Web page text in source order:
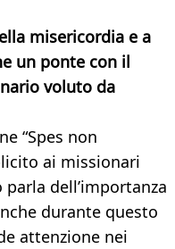
misericordia e a
un ponte con il
voluto da
“Spes non
ai missionari
dell’importanza
durante questo
attenzione nei